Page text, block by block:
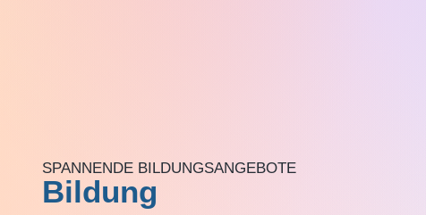
SPANNENDE BILDUNGSANGEBOTE
Bildung